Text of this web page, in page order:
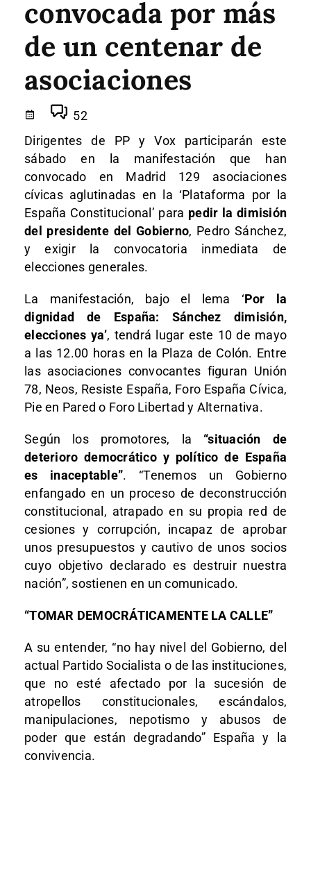
convocada por más
de un centenar de
asociaciones
52
Dirigentes de PP y Vox participarán este
sábado en la manifestación que han
convocado en Madrid 129 asociaciones
cívicas aglutinadas en la ‘Plataforma por la
España Constitucional’ para pedir la dimisión
del presidente del Gobierno, Pedro Sánchez,
y exigir la convocatoria inmediata de
elecciones generales.
La manifestación, bajo el lema ‘Por la
dignidad de España: Sánchez dimisión,
elecciones ya’, tendrá lugar este 10 de mayo
a las 12.00 horas en la Plaza de Colón. Entre
las asociaciones convocantes figuran Unión
78, Neos, Resiste España, Foro España Cívica,
Pie en Pared o Foro Libertad y Alternativa.
Según los promotores, la “situación de
deterioro democrático y político de España
es inaceptable”. “Tenemos un Gobierno
enfangado en un proceso de deconstrucción
constitucional, atrapado en su propia red de
cesiones y corrupción, incapaz de aprobar
unos presupuestos y cautivo de unos socios
cuyo objetivo declarado es destruir nuestra
nación”, sostienen en un comunicado.
“TOMAR DEMOCRÁTICAMENTE LA CALLE”
A su entender, “no hay nivel del Gobierno, del
actual Partido Socialista o de las instituciones,
que no esté afectado por la sucesión de
atropellos constitucionales, escándalos,
manipulaciones, nepotismo y abusos de
poder que están degradando” España y la
convivencia.